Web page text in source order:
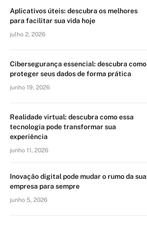
Aplicativos úteis: descubra os melhores
para facilitar sua vida hoje
julho 2, 2026
Cibersegurança essencial: descubra como
proteger seus dados de forma prática
junho 19, 2026
Realidade virtual: descubra como essa
tecnologia pode transformar sua
experiência
junho 11, 2026
Inovação digital pode mudar o rumo da sua
empresa para sempre
junho 5, 2026